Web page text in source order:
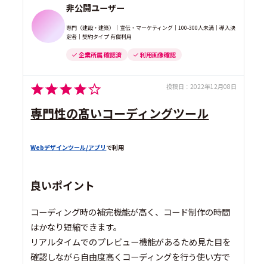
非公開ユーザー
専門（建設・建築）｜宣伝・マーケティング｜100-300人未満｜導入決
定者｜契約タイプ 有償利用
企業所属 確認済 利用画像確認
投稿日： 2022年12月08日
専門性の髙いコーディングツール
Webデザインツール/アプリ で利用
良いポイント
コーディング時の補完機能が高く、コード制作の時間
はかなり短縮できます。
リアルタイムでのプレビュー機能があるため見た目を
確認しながら自由度高くコーディングを行う使い方で